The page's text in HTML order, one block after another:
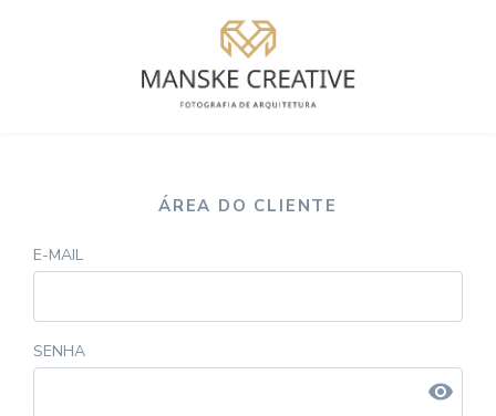
ÁREA DO CLIENTE
E-MAIL
SENHA
visibility